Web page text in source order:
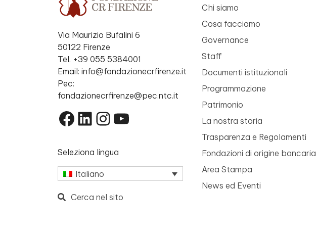
Via Maurizio Bufalini 6
50122 Firenze
Tel. +39 055 5384001
Email: info@fondazionecrfirenze.it
Pec:
fondazionecrfirenze@pec.ntc.it
Facebook
LinkedIn
Instagram
YouTube
Seleziona lingua
Italiano
Cerca nel sito
Chi siamo
Cosa facciamo
Governance
Staff
Documenti istituzionali
Programmazione
Patrimonio
La nostra storia
Trasparenza e Regolamenti
Fondazioni di origine bancaria
Area Stampa
News ed Eventi